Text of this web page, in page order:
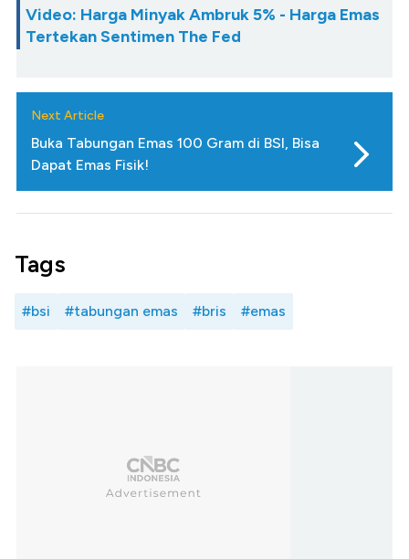
Video: Harga Minyak Ambruk 5% - Harga Emas
Tertekan Sentimen The Fed
Next Article
Buka Tabungan Emas 100 Gram di BSI, Bisa
Dapat Emas Fisik!
Tags
#bsi #tabungan emas #bris #emas